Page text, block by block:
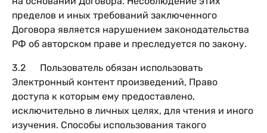
пределов и иных требований заключенного
Договора является нарушением законодательства
РФ об авторском праве и преследуется по закону.
3.2 Пользователь обязан использовать
Электронный контент произведений, Право
доступа к которым ему предоставлено,
исключительно в личных целях, для чтения и иного
изучения. Способы использования такого